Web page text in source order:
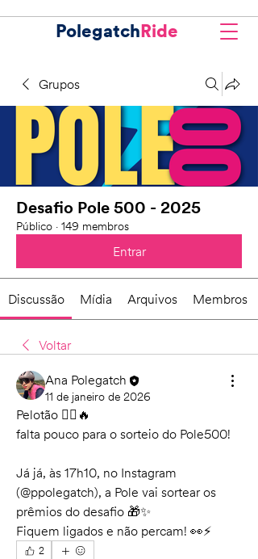
PolegatchRide
Grupos
Desafio Pole 500 - 2025
Público · 149 membros
Entrar
Discussão Mídia Arquivos Membros
Voltar
Ana Polegatch
11 de janeiro de 2026
Pelotão 🚴‍♀️🔥
falta pouco para o sorteio do Pole500!
Já já, às 17h10, no Instagram
(@ppolegatch), a Pole vai sortear os
prêmios do desafio 🎁✨
Fiquem ligados e não percam! 👀⚡
2